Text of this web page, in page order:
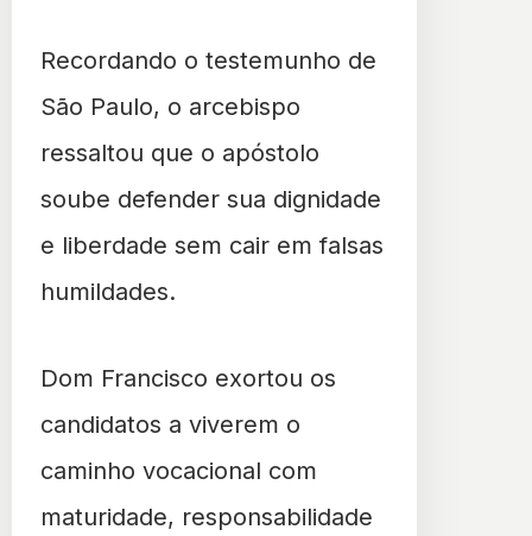
Recordando o testemunho de
São Paulo, o arcebispo
ressaltou que o apóstolo
soube defender sua dignidade
e liberdade sem cair em falsas
humildades.
Dom Francisco exortou os
candidatos a viverem o
caminho vocacional com
maturidade, responsabilidade